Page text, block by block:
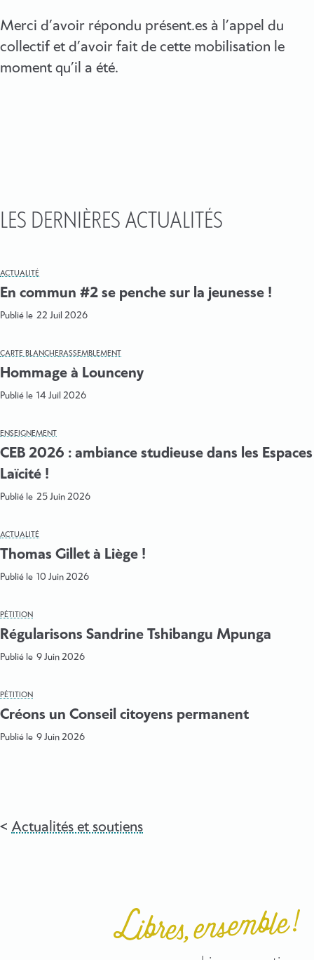
Merci d’avoir répondu présent.es à l’appel du
collectif et d’avoir fait de cette mobilisation le
moment qu’il a été.
LES DERNIÈRES ACTUALITÉS
ACTUALITÉ
En commun #2 se penche sur la jeunesse !
Publié le 22 Juil 2026
CARTE BLANCHERASSEMBLEMENT
Hommage à Lounceny
Publié le 14 Juil 2026
ENSEIGNEMENT
CEB 2026 : ambiance studieuse dans les Espaces
Laïcité !
Publié le 25 Juin 2026
ACTUALITÉ
Thomas Gillet à Liège !
Publié le 10 Juin 2026
PÉTITION
Régularisons Sandrine Tshibangu Mpunga
Publié le 9 Juin 2026
PÉTITION
Créons un Conseil citoyens permanent
Publié le 9 Juin 2026
Actualités et soutiens